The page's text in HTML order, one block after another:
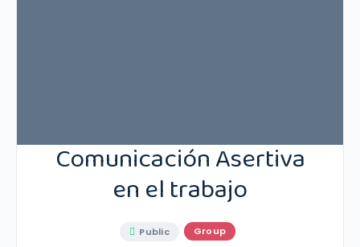
Comunicación Asertiva
en el trabajo
Public Group